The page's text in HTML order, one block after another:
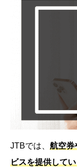
JTBでは、 航空券
ビスを提供してい